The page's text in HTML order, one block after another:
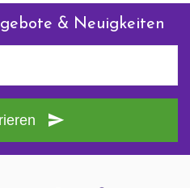
& Neuigkeiten